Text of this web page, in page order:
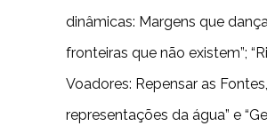
dinâmicas: Margens que
fronteiras que não existem”;
Voadores: Repensar as
representações da água” e